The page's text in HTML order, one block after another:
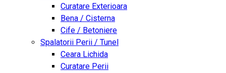
Curatare Exterioara
Bena / Cisterna
Cife / Betoniere
Spalatorii Perii / Tunel
Ceara Lichida
Curatare Perii